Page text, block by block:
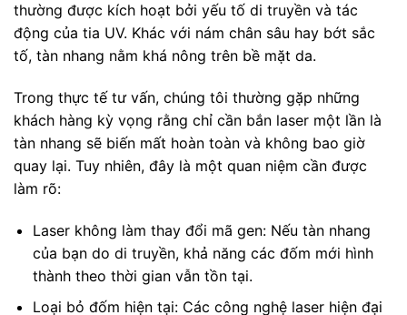
thường được kích hoạt bởi yếu tố di truyền và tác
động của tia UV. Khác với nám chân sâu hay bớt sắc
tố, tàn nhang nằm khá nông trên bề mặt da.
Trong thực tế tư vấn, chúng tôi thường gặp những
khách hàng kỳ vọng rằng chỉ cần bắn laser một lần là
tàn nhang sẽ biến mất hoàn toàn và không bao giờ
quay lại. Tuy nhiên, đây là một quan niệm cần được
làm rõ:
Laser không làm thay đổi mã gen: Nếu tàn nhang
của bạn do di truyền, khả năng các đốm mới hình
thành theo thời gian vẫn tồn tại.
Loại bỏ đốm hiện tại: Các công nghệ laser hiện đại